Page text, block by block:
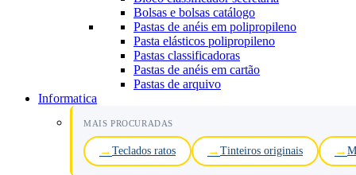
Bolsas e bolsas catálogo
Pastas de anéis em polipropileno
Pasta elásticos polipropileno
Pastas classificadoras
Pastas de anéis em cartão
Pastas de arquivo
Informatica
MAIS PROCURADAS
Teclados ratos Tinteiros originais